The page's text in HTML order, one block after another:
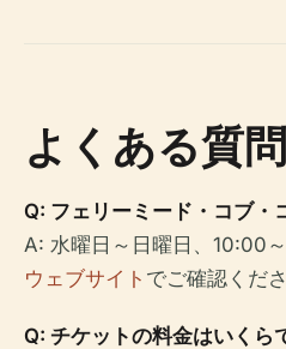
よくある質問
Q: フェリーミード・コブ・
A: 水曜日～日曜日、10:00
ウェブサイト でご確認くださ
Q: チケットの料金はいくら